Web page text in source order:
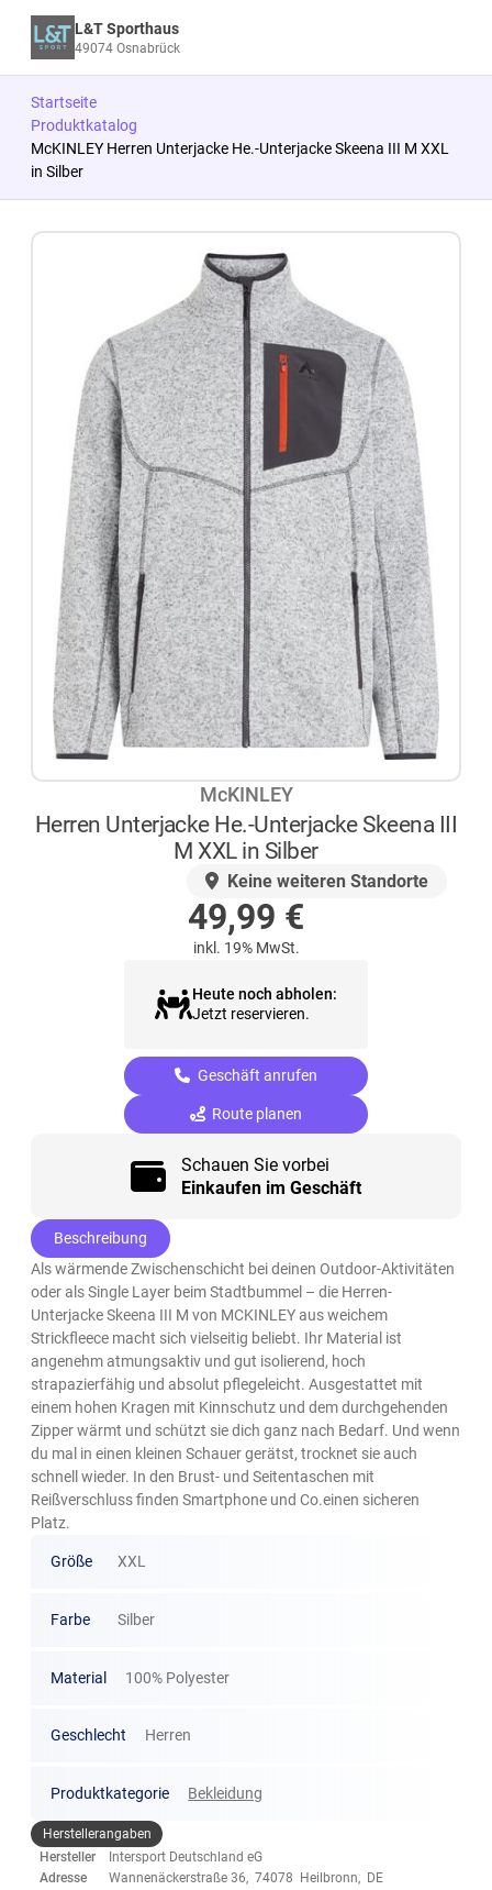
L&T Sporthaus
49074 Osnabrück
Startseite
Produktkatalog
McKINLEY Herren Unterjacke He.-Unterjacke Skeena III M XXL
in Silber
McKINLEY
Herren Unterjacke He.-Unterjacke Skeena III
M XXL in Silber
Keine weiteren Standorte
49,99 €
inkl. 19% MwSt.
Heute noch abholen:
Jetzt reservieren.
Geschäft anrufen
Route planen
Schauen Sie vorbei
Einkaufen im Geschäft
Beschreibung
Als wärmende Zwischenschicht bei deinen Outdoor-Aktivitäten
oder als Single Layer beim Stadtbummel – die Herren-
Unterjacke Skeena III M von MCKINLEY aus weichem
Strickfleece macht sich vielseitig beliebt. Ihr Material ist
angenehm atmungsaktiv und gut isolierend, hoch
strapazierfähig und absolut pflegeleicht. Ausgestattet mit
einem hohen Kragen mit Kinnschutz und dem durchgehenden
Zipper wärmt und schützt sie dich ganz nach Bedarf. Und wenn
du mal in einen kleinen Schauer gerätst, trocknet sie auch
schnell wieder. In den Brust- und Seitentaschen mit
Reißverschluss finden Smartphone und Co.einen sicheren
Platz.
Größe XXL
Farbe Silber
Material 100% Polyester
Geschlecht Herren
Produktkategorie Bekleidung
Herstellerangaben
Hersteller
Intersport Deutschland eG
Adresse
Wannenäckerstraße 36, 74078 Heilbronn, DE